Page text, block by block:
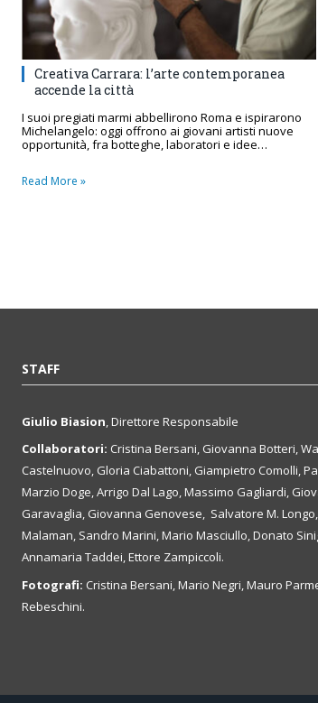
Creativa Carrara: l’arte contemporanea
accende la città
I suoi pregiati marmi abbellirono Roma e ispirarono
Michelangelo: oggi offrono ai giovani artisti nuove
opportunità, fra botteghe, laboratori e idee…
Read More »
STAFF
Giulio Biasion, Direttore Responsabile
Collaboratori: Cristina Bersani, Giovanna Botteri,
Castelnuovo, Gloria Ciabattoni, Giampietro Comolli,
Marzio Doge, Arrigo Dal Lago, Massimo Gagliardi,
Garavaglia, Giovanna Genovese, Salvatore M.
Malaman, Sandro Marini, Mario Masciullo, Donato
Annamaria Taddei, Ettore Zampiccoli.
Fotografi: Cristina Bersani, Mario Negri, Mauro
Rebeschini.